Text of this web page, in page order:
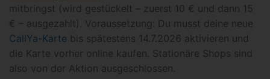
mitbringst (wird gestückelt – zuerst 10 € und dann 15
€ – ausgezahlt). Voraussetzung: Du musst deine neue
CallYa-Karte bis spätestens 14.7.2026 aktivieren und
die Karte vorher online kaufen. Stationäre Shops sind
also von der Aktion ausgeschlossen.